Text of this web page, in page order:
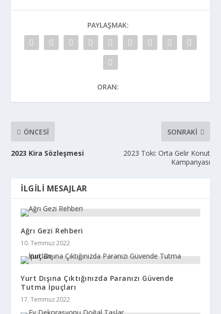
PAYLAŞMAK:
ORAN:
ÖNCESI
2023 Kira Sözleşmesi
SONRAKI
2023 Toki: Orta Gelir Konut
Kampanyası
İLGILI MESAJLAR
Ağrı Gezi Rehberi
10. Temmuz 2022
Yurt Dışına Çıktığınızda Paranızı Güvende
Tutma İpuçları
17. Temmuz 2022